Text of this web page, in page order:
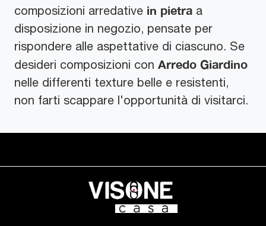
composizioni arredative in pietra a
disposizione in negozio, pensate per
rispondere alle aspettative di ciascuno. Se
desideri composizioni con Arredo Giardino
nelle differenti texture belle e resistenti,
non farti scappare l'opportunità di visitarci.